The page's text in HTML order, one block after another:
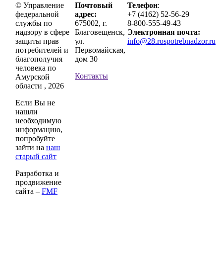
© Управление
федеральной
службы по
надзору в сфере
защиты прав
потребителей и
благополучия
человека по
Амурской
области , 2026
Если Вы не
нашли
необходимую
информацию,
попробуйте
зайти на наш
старый сайт
Разработка и
продвижение
сайта – FMF
Почтовый
адрес:
675002, г.
Благовещенск,
ул.
Первомайская,
дом 30
Контакты
Телефон:
+7 (4162) 52-56-29
8-800-555-49-43
Электронная почта:
info@28.rospotrebnadzor.ru